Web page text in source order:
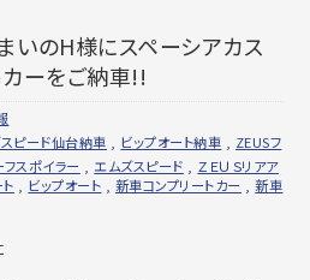
いのH様にスペーシアカス
ーをご納車!!
ピード仙台納車 ビップオート納車
ZEUSフ
フスポイラー エムズスピード
ＺＥＵＳリアア
ビップオート 新車コンプリートカー ,新車